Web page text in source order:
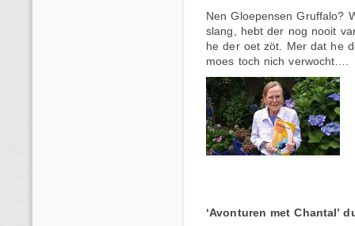
Nen Gloepensen Gruffalo?
slang, hebt der nog nooit
he der oet zöt. Mer dat he
moes toch nich verwocht….
‘Avonturen met Chantal’